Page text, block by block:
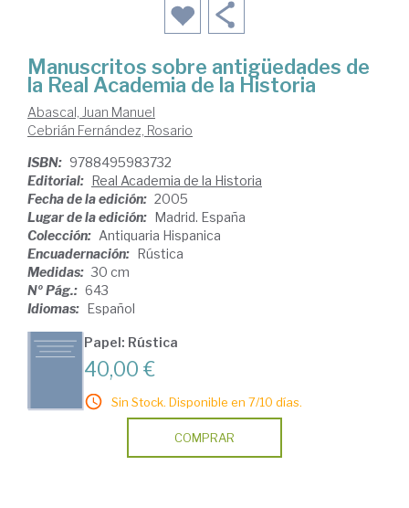
Manuscritos sobre antigüedades de
la Real Academia de la Historia
Abascal, Juan Manuel
Cebrián Fernández, Rosario
ISBN: 9788495983732
Editorial: Real Academia de la Historia
Fecha de la edición: 2005
Lugar de la edición: Madrid. España
Colección: Antiquaria Hispanica
Encuadernación: Rústica
Medidas: 30 cm
Nº Pág.: 643
Idiomas: Español
Papel: Rústica
40,00 €
Sin Stock. Disponible en 7/10 días.
COMPRAR